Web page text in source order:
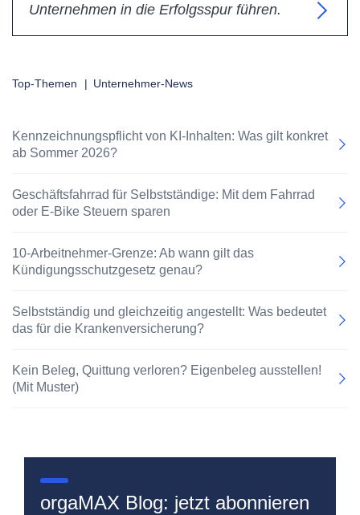
Unternehmen in die Erfolgsspur führen.
Top-Themen | Unternehmer-News
Kennzeichnungspflicht von KI-Inhalten: Was gilt konkret
ab Sommer 2026?
Geschäftsfahrrad für Selbstständige: Mit dem Fahrrad
oder E-Bike Steuern sparen
10-Arbeitnehmer-Grenze: Ab wann gilt das
Kündigungsschutzgesetz genau?
Selbstständig und gleichzeitig angestellt: Was bedeutet
das für die Krankenversicherung?
Kein Beleg, Quittung verloren? Eigenbeleg ausstellen!
(Mit Muster)
orgaMAX Blog: jetzt abonnieren